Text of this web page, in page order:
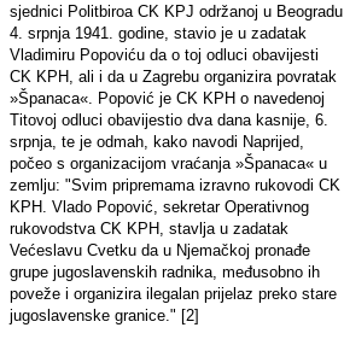
sjednici Politbiroa CK KPJ održanoj u Beogradu
4. srpnja 1941. godine, stavio je u zadatak
Vladimiru Popoviću da o toj odluci obavijesti
CK KPH, ali i da u Zagrebu organizira povratak
»Španaca«. Popović je CK KPH o navedenoj
Titovoj odluci obavijestio dva dana kasnije, 6.
srpnja, te je odmah, kako navodi Naprijed,
počeo s organizacijom vraćanja »Španaca« u
zemlju: "Svim pripremama izravno rukovodi CK
KPH. Vlado Popović, sekretar Operativnog
rukovodstva CK KPH, stavlja u zadatak
Većeslavu Cvetku da u Njemačkoj pronađe
grupe jugoslavenskih radnika, međusobno ih
poveže i organizira ilegalan prijelaz preko stare
jugoslavenske granice." [2]